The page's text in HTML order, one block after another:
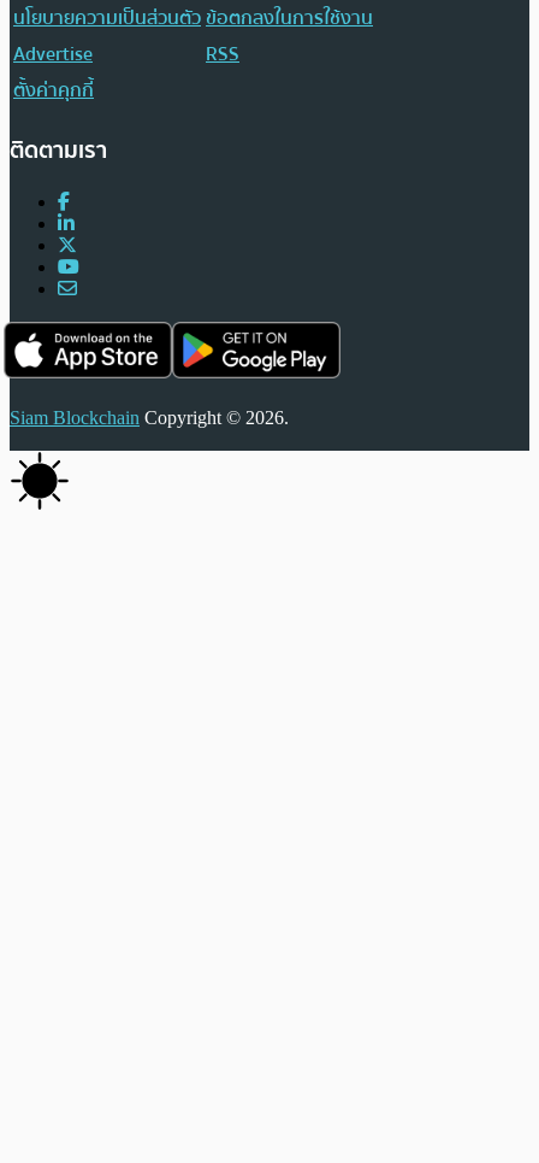
นโยบายความเป็นส่วนตัวข้อตกลงในการใช้งาน
Advertise
RSS
ตั้งค่าคุกกี้
ติดตามเรา
Siam Blockchain Copyright © 2026.